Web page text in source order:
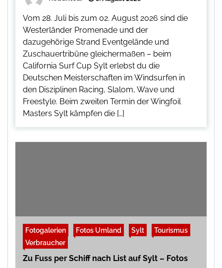
Vom 28. Juli bis zum 02. August 2026 sind die
Westerländer Promenade und der
dazugehörige Strand Eventgelände und
Zuschauertribüne gleichermaßen – beim
California Surf Cup Sylt erlebst du die
Deutschen Meisterschaften im Windsurfen in
den Disziplinen Racing, Slalom, Wave und
Freestyle. Beim zweiten Termin der Wingfoil
Masters Sylt kämpfen die […]
Fotogalerien Fotos Umland Sylt
Tourismus
Verbraucher
Zu Fuss per Schiff nach List auf Sylt – Fotos